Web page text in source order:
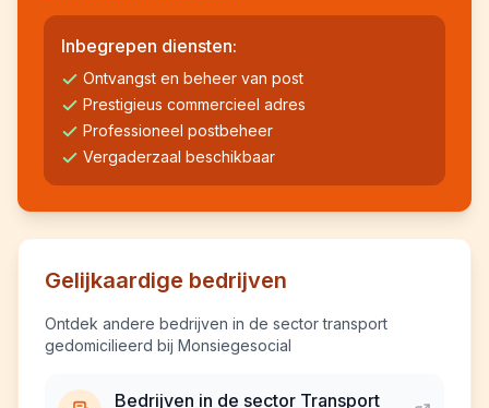
Inbegrepen diensten:
Ontvangst en beheer van post
Prestigieus commercieel adres
Professioneel postbeheer
Vergaderzaal beschikbaar
Gelijkaardige bedrijven
Ontdek andere bedrijven in de sector transport
gedomicilieerd bij Monsiegesocial
Bedrijven in de sector Transport